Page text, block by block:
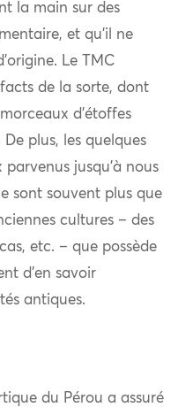
la main sur des
et qu’il ne
Le TMC
de la sorte, dont
d’étoffes
plus, les quelques
jusqu’à nous
sont souvent plus que
cultures – des
etc. – que possède
d’en savoir
antiques.
du Pérou a assuré